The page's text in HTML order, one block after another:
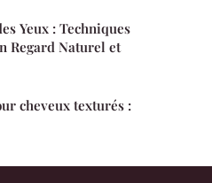
Yeux : Techniques
Regard Naturel et
cheveux texturés :